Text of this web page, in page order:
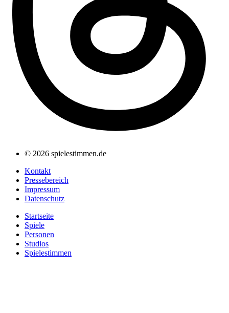
© 2026 spielestimmen.de
Kontakt
Pressebereich
Impressum
Datenschutz
Startseite
Spiele
Personen
Studios
Spielestimmen